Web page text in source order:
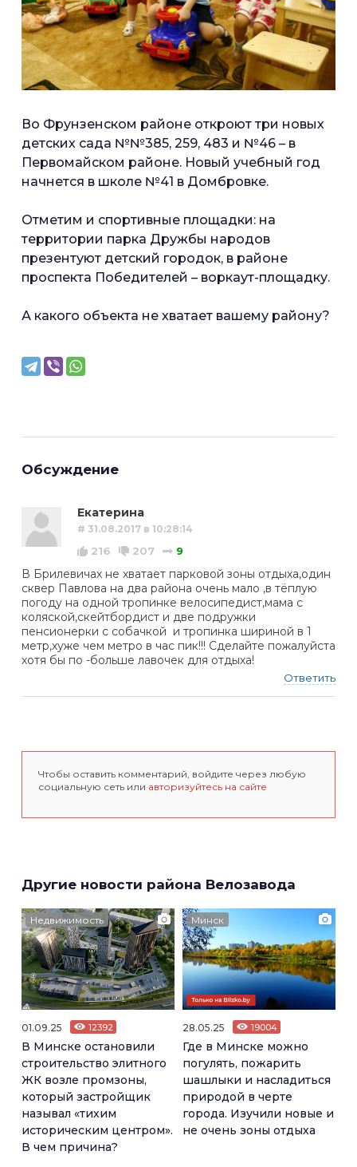
Во Фрунзенском районе откроют три новых
детских сада №№385, 259, 483 и №46 – в
Первомайском районе. Новый учебный год
начнется в школе №41 в Домбровке.
Отметим и спортивные площадки: на
территории парка Дружбы народов
презентуют детский городок, в районе
проспекта Победителей – воркаут-площадку.
А какого объекта не хватает вашему району?
Обсуждение
Екатерина
# 31.08.2017 в 10:28:14
216 207 9
В Брилевичах не хватает парковой зоны отдыха,один
сквер Павлова на два района очень мало ,в тёплую
погоду на одной тропинке велосипедист,мама с
коляской,скейтбордист и две подружки
пенсионерки с собачкой и тропинка шириной в 1
метр,хуже чем метро в час пик!!! Сделайте пожалуйста
хотя бы по -больше лавочек для отдыха!
Ответить
Чтобы оставить комментарий, войдите через любую
социальную сеть или авторизуйтесь на сайте
Другие новости района Велозавода
Недвижимость
01.09.25 12392
В Минске остановили
строительство элитного
ЖК возле промзоны,
который застройщик
называл «тихим
историческим центром».
В чем причина?
Минск
28.05.25 19004
Где в Минске можно
погулять, пожарить
шашлыки и насладиться
природой в черте
города. Изучили новые и
не очень зоны отдыха